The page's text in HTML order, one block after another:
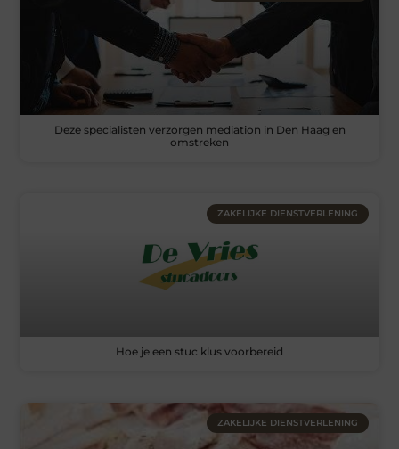
Deze specialisten verzorgen mediation in Den Haag en
omstreken
ZAKELIJKE DIENSTVERLENING
Hoe je een stuc klus voorbereid
ZAKELIJKE DIENSTVERLENING